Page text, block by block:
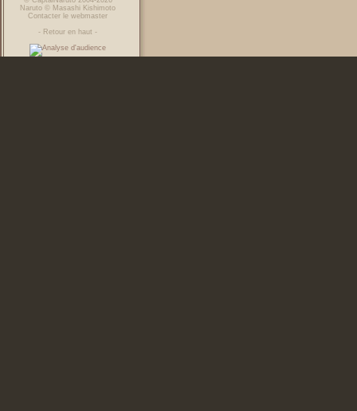
Naruto © Masashi Kishimoto
Contacter le webmaster
- Retour en haut -